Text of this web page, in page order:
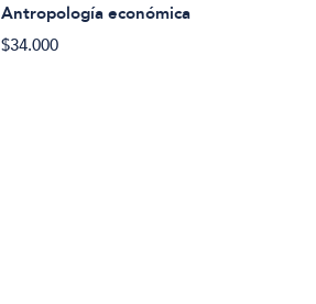
Antropología económica
$34.000